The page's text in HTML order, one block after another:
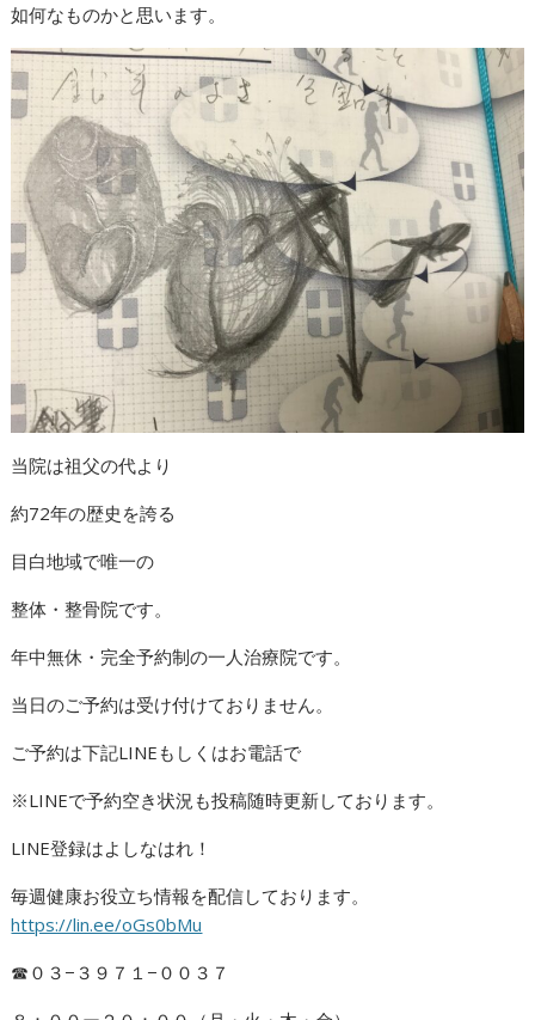
如何なものかと思います。
当院は祖父の代より
約72年の歴史を誇る
目白地域で唯一の
整体・整骨院です。
年中無休・完全予約制の一人治療院です。
当日のご予約は受け付けておりません。
ご予約は下記LINEもしくはお電話で
※LINEで予約空き状況も投稿随時更新しております。
LINE登録はよしなはれ！
毎週健康お役立ち情報を配信しております。
https://lin.ee/oGs0bMu
☎︎０３−３９７１−００３７